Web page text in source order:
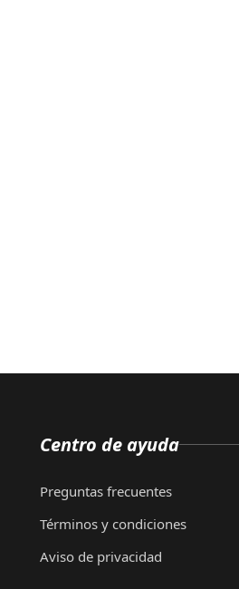
Centro de ayuda
Preguntas frecuentes
Términos y condiciones
Aviso de privacidad